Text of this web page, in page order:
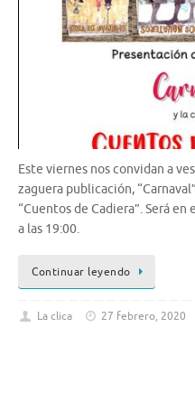
Este viernes nos convidan a
zaguera publicación,
“Cuentos de Cadiera”. Será
a las 19:00.
Continuar leyendo
La clica 27 febrero, 2020